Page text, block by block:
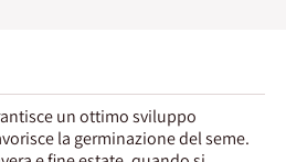
un ottimo sviluppo
la germinazione del seme.